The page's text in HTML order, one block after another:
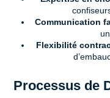
Communication
Flexibilité
Processus de